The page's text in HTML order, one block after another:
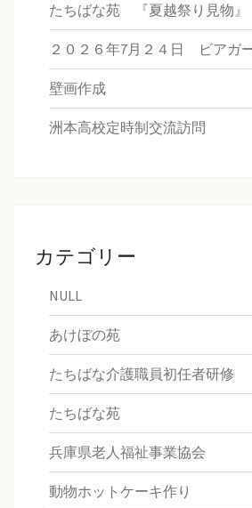
たちばな苑 『夏越祭り見物』
２０２６年7月２４日 ビアガ
壁画作成
洲本高校定時制交流訪問
カテゴリー
NULL
あけぼの苑
たちばな介護職員初任者研修
たちばな苑
兵庫県老人福祉事業協会
動物ホットケーキ作り